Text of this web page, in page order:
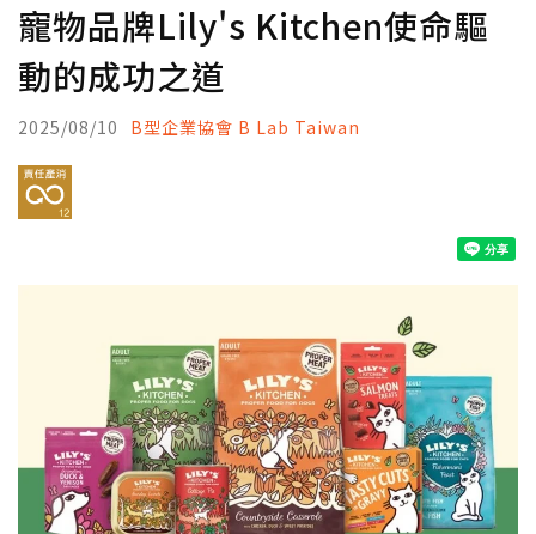
寵物品牌Lily's Kitchen使命驅
動的成功之道
2025/08/10 B型企業協會 B Lab Taiwan